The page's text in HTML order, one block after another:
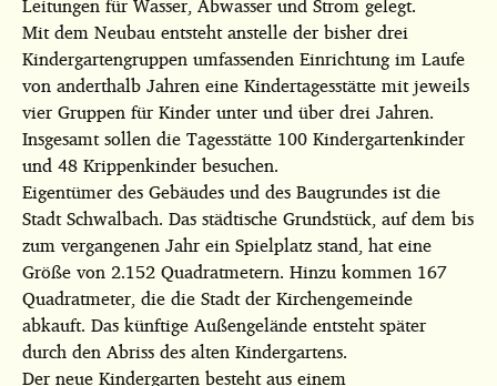
Mit dem Neubau entsteht anstelle der bisher drei
Kindergartengruppen umfassenden Einrichtung im Laufe
von anderthalb Jahren eine Kindertagesstätte mit jeweils
vier Gruppen für Kinder unter und über drei Jahren.
Insgesamt sollen die Tagesstätte 100 Kindergartenkinder
und 48 Krippenkinder besuchen.
Eigentümer des Gebäudes und des Baugrundes ist die
Stadt Schwalbach. Das städtische Grundstück, auf dem bis
zum vergangenen Jahr ein Spielplatz stand, hat eine
Größe von 2.152 Quadratmetern. Hinzu kommen 167
Quadratmeter, die die Stadt der Kirchengemeinde
abkauft. Das künftige Außengelände entsteht später
durch den Abriss des alten Kindergartens.
Der neue Kindergarten besteht aus einem